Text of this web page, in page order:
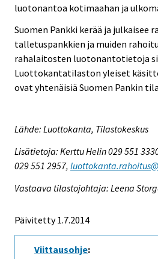
luotonantoa kotimaahan ja
Suomen Pankki kerää ja julkaisee
talletuspankkien ja muiden
rahalaitosten luotonantotietoja
Luottokantatilaston yleiset
ovat yhtenäisiä Suomen Pankin
Lähde: Luottokanta, Tilastokeskus
Lisätietoja: Kerttu Helin 029 551
029 551 2957,
Vastaava tilastojohtaja: Leena
Päivitetty 1.7.2014
Viittausohje: